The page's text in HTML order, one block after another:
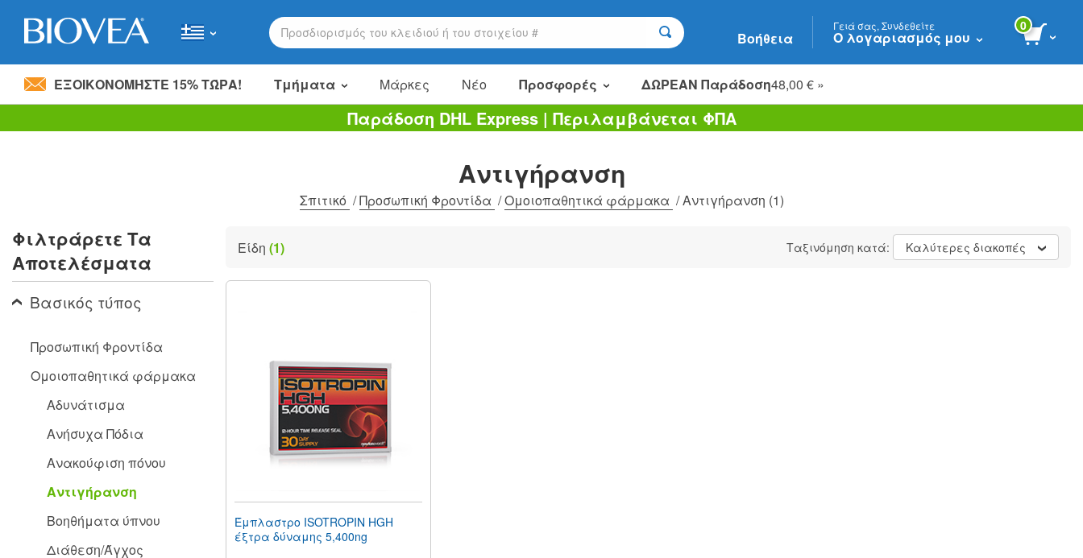
system.
Press
Control-
F11
adjust
website
people
disabilities
Βοήθεια
Γειά σας, Συνδεθείτε
Ο λογαριασμός μου
0
ΕΞΟΙΚΟΝΟΜΉΣΤΕ 15% ΤΏΡΑ! Τμήματα Μάρκες Νέο Προσφορές ΔΩΡΕΑΝ Παράδοση48,00 € »
Είδη πώλησης
Εκκαθάριση
Παράδοση DHL Express | Περιλαμβάνεται ΦΠΑ
Αντιγήρανση
Σπιτικό /Προσωπική Φροντίδα /Ομοιοπαθητικά φάρμακα /Αντιγήρανση (1)
Φιλτράρετε Τα
Αποτελέσματα
Βασικός τύπος
Προσωπική Φροντίδα
Ομοιοπαθητικά φάρμακα
Αδυνάτισμα
Ανήσυχα Πόδια
Ανακούφιση πόνου
Αντιγήρανση
Βοηθήματα ύπνου
Διάθεση/Άγχος
Είδη (1) Ταξινόμηση κατά: Καλύτερες διακοπές
Έμπλαστρο ISOTROPIN HGH
έξτρα δύναμης 5,400ng